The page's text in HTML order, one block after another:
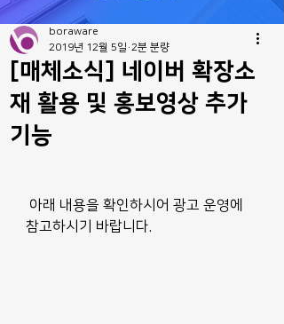
[매체소식] 네이버 확장소
재 활용 및 홍보영상 추가
기능
boraware
2019년 12월 5일 2분 분량
참고하시기 바랍니다.